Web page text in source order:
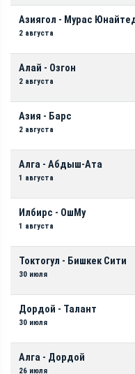
Азиягол - Мурас
2 августа
Алай - Озгон
2 августа
Азия - Барс
2 августа
Алга - Абдыш-Ата
1 августа
Илбирс - ОшМу
1 августа
Токтогул - Бишкек Сити
30 июля
Дордой - Талант
30 июля
Алга - Дордой
26 июля